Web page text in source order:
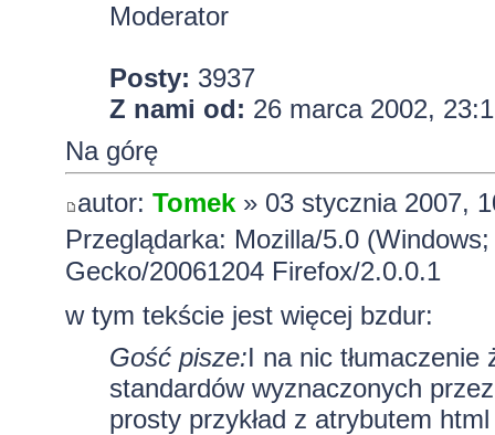
Moderator
Posty: 3937
Z nami od: 26 marca 2002,
Na górę
autor: Tomek» 03 stycznia 2007,
Przeglądarka: Mozilla/5.0
Gecko/20061204 Firefox/2.0.0.1
w tym tekście jest więcej bzdur:
Gość pisze:I na nic
standardów wyznaczonych
prosty przykład z atrybutem